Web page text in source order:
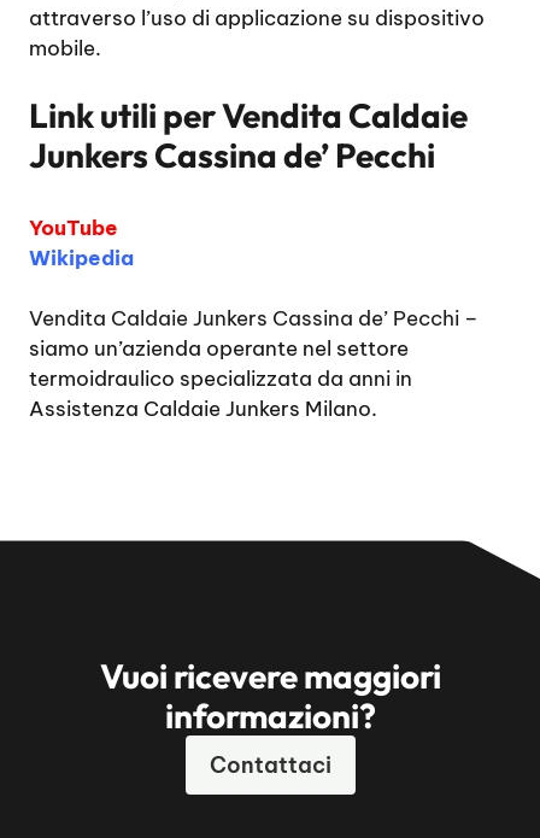
attraverso l’uso di applicazione su dispositivo
mobile.
Link utili perVendita Caldaie
Junkers Cassina de’ Pecchi
YouTube
Wikipedia
Vendita Caldaie Junkers Cassina de’ Pecchi –
siamo un’azienda operante nel settore
termoidraulico specializzata da anni in
Assistenza Caldaie Junkers Milano.
Vuoi ricevere maggiori
informazioni?
Contattaci